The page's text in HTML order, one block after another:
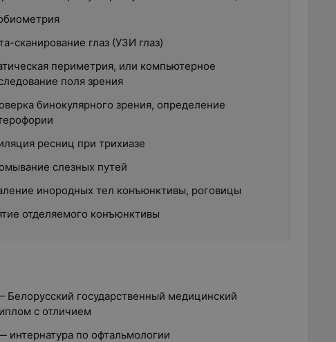
сканирование глаз (УЗИ глаз)
периметрия, или компьютерное
поля зрения
бинокулярного зрения, определение
ресниц при трихиазе
слезных путей
инородных тел конъюнктивы, роговицы
отделяемого конъюнктивы
Белорусский государственный медицинский
с отличием
интернатура по офтальмологии